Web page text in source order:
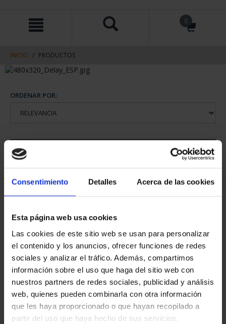
Consentimiento Detalles Acerca de las cookies
Esta página web usa cookies
Las cookies de este sitio web se usan para personalizar
el contenido y los anuncios, ofrecer funciones de redes
sociales y analizar el tráfico. Además, compartimos
información sobre el uso que haga del sitio web con
nuestros partners de redes sociales, publicidad y análisis
web, quienes pueden combinarla con otra información
que les haya proporcionado o que hayan recopilado a
partir del uso que haya hecho de sus servicios.
contenido
navegacin
0
INICIO PRODUCTOS
ORDENAR POR:
1 Productos encontrados